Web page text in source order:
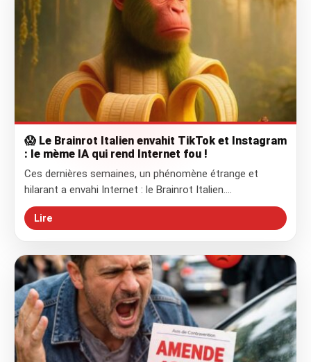
😱 Le Brainrot Italien envahit TikTok et Instagram
: le mème IA qui rend Internet fou !
Ces dernières semaines, un phénomène étrange et
hilarant a envahi Internet : le Brainrot Italien.…
Lire